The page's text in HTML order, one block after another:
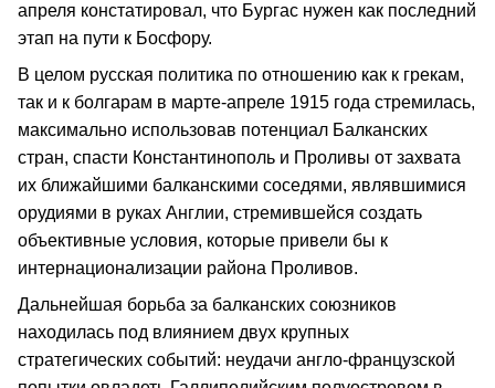
апреля констатировал, что Бур­гас нужен как последний
этап на пути к Босфору.
В целом русская политика по отношению как к гре­кам,
так и к болгарам в марте‑апреле 1915 года стремилась,
максимально использовав потенциал Балканских
стран, спасти Константинополь и Проливы от захвата
их ближайшими балканскими соседями, являвшимися
орудиями в руках Англии, стремившейся создать
объективные условия, которые привели бы к
интернационализации района Проливов.
Дальнейшая борьба за балканских союзников
находилась под влиянием двух крупных
стратегических событий: неудачи англо‑французской